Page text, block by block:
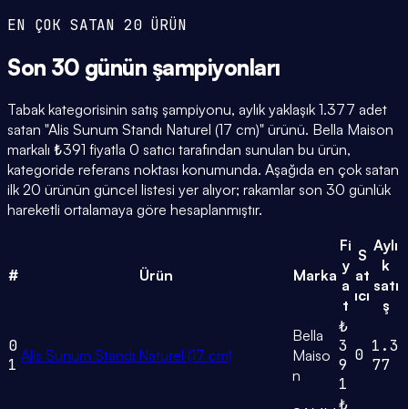
EN ÇOK SATAN 20 ÜRÜN
Son 30 günün şampiyonları
Tabak kategorisinin satış şampiyonu, aylık yaklaşık 1.377 adet
satan "Alis Sunum Standı Naturel (17 cm)" ürünü. Bella Maison
markalı ₺391 fiyatla 0 satıcı tarafından sunulan bu ürün,
kategoride referans noktası konumunda. Aşağıda en çok satan
ilk 20 ürünün güncel listesi yer alıyor; rakamlar son 30 günlük
hareketli ortalamaya göre hesaplanmıştır.
# Ürün Marka
Fi
y
a
t
S
at
ıcı
Aylı
k
satı
ş
0
1 Alis Sunum Standı Naturel (17 cm)
Bella
Maiso
n
₺
3
9
1
0 1.3
77